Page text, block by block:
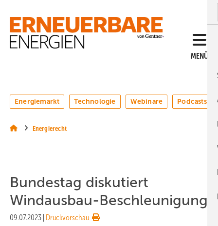
Hauptinhalt
Hauptmenü
SiteSearch
MENÜ
Energiemarkt Technologie Webinare Podcasts
Energierecht
Bundestag diskutiert
Windausbau-Beschleunigung
09.07.2023 Druckvorschau